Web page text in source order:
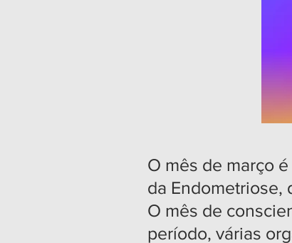
O mês de março
da Endometriose,
O mês de
período, várias